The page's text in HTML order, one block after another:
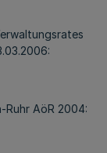
Ruhr AöR 2004: